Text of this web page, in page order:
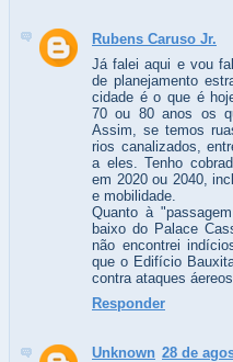
Rubens Caruso Jr.
Já falei aqui e vou
de planejamento
cidade é o que é
70 ou 80 anos os
Assim, se temos
rios canalizados,
a eles. Tenho
em 2020 ou 2040,
e mobilidade.
Quanto à
baixo do Palace
não encontrei
que o Edifício
contra ataques
Responder
Unknown 28 de